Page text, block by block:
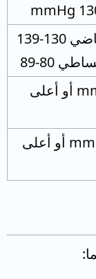
الضغط الانقباضي 130-139
80-89
140/90 mmHg أو أعلى
180/120 mmHg أو أعلى